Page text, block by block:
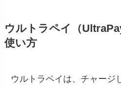
ウルトラペイ（
使い方
ウルトラペイは、チャージ